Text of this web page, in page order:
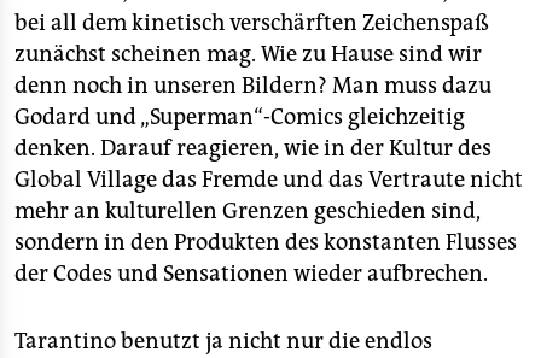
bei all dem kinetisch verschärften Zeichenspaß
zunächst scheinen mag. Wie zu Hause sind wir
denn noch in unseren Bildern? Man muss dazu
Godard und „Superman“-Comics gleichzeitig
denken. Darauf reagieren, wie in der Kultur des
Global Village das Fremde und das Vertraute nicht
mehr an kulturellen Grenzen geschieden sind,
sondern in den Produkten des konstanten Flusses
der Codes und Sensationen wieder aufbrechen.
Tarantino benutzt ja nicht nur die endlos